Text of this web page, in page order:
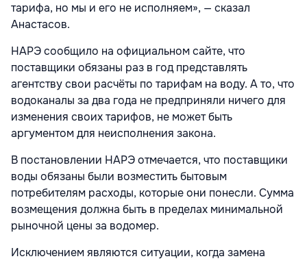
тарифа, но мы и его не исполняем», — сказал
Анастасов.
НАРЭ сообщило на официальном сайте, что
поставщики обязаны раз в год представлять
агентству свои расчёты по тарифам на воду. А то, что
водоканалы за два года не предприняли ничего для
изменения своих тарифов, не может быть
аргументом для неисполнения закона.
В постановлении НАРЭ отмечается, что поставщики
воды обязаны были возместить бытовым
потребителям расходы, которые они понесли. Сумма
возмещения должна быть в пределах минимальной
рыночной цены за водомер.
Исключением являются ситуации, когда замена